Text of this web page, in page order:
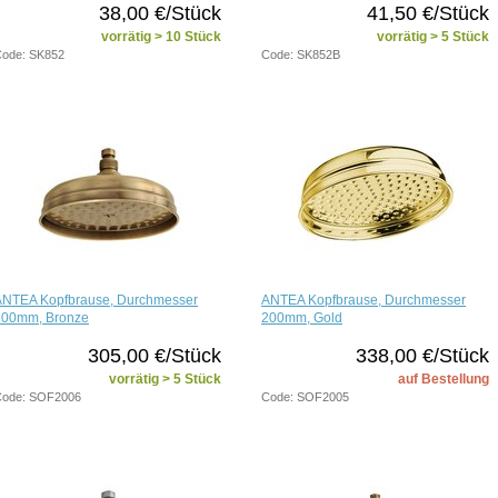
38,00 €/Stück
vorrätig > 10 Stück
SK852
41,50 €/Stück
vorrätig > 5 Stück
Code: SK852B
Kopfbrause, Durchmesser
Bronze
305,00 €/Stück
vorrätig > 5 Stück
SOF2006
ANTEA Kopfbrause, Durchmesser
200mm, Gold
338,00 €/Stück
auf Bestellung
Code: SOF2005